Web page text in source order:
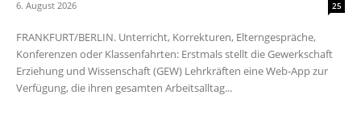
6. August 2026 25
FRANKFURT/BERLIN. Unterricht, Korrekturen, Elterngespräche,
Konferenzen oder Klassenfahrten: Erstmals stellt die Gewerkschaft
Erziehung und Wissenschaft (GEW) Lehrkräften eine Web-App zur
Verfügung, die ihren gesamten Arbeitsalltag...